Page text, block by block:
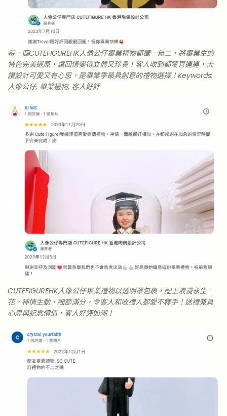
每一個CUTEFIGUREHK人像公仔畢業禮物都獨一無二，將畢業生的
特色完美還原，讓回憶變得立體又珍貴！客人收到都驚喜連連，大
讚設計可愛又有心思，是畢業季最具創意的禮物選擇！Keywords:
人像公仔, 畢業禮物, 客人好評
CUTEFIGUREHK人像公仔畢業禮物以透明罩包裹，配上浪漫永生
花，神情生動、細節滿分，令客人和收禮人都愛不釋手！送禮兼具
心思與紀念價值，客人好評如潮！